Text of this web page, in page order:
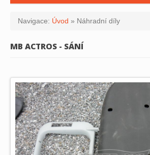
Navigace: Úvod » Náhradní díly
MB ACTROS - SÁNÍ